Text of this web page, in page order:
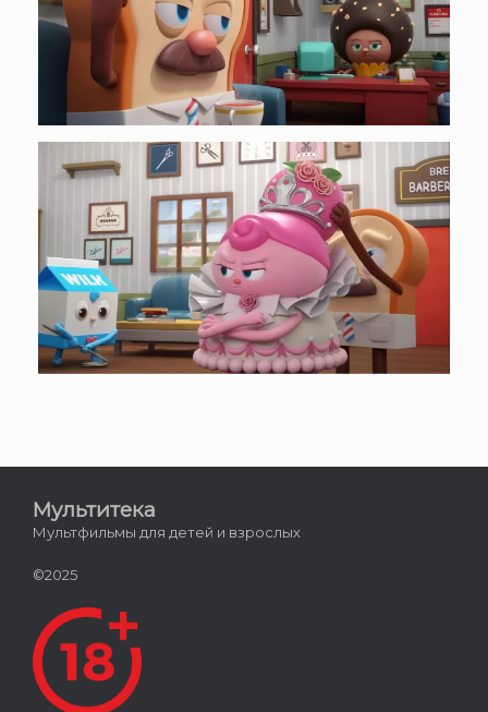
Мультитека
Мультфильмы для детей и взрослых
©2025